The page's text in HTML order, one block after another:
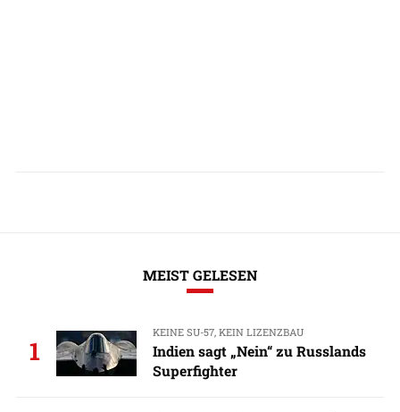
MEIST GELESEN
1
KEINE SU-57, KEIN LIZENZBAU
Indien sagt „Nein“ zu Russlands
Superfighter